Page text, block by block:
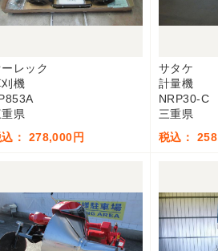
ーレック
機
重県
込： 278,000円
サタケ
計量機
NRP30-C
三重県
税込：